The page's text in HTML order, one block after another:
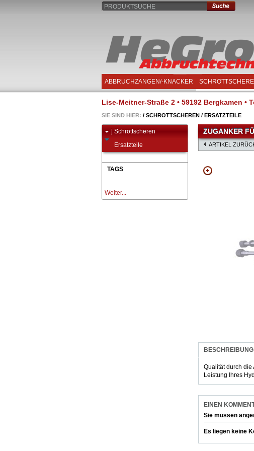
ABBRUCHZANGEN/-KNACKER
PRODUKTSUCHE
Lise-Meitner-Straße 2 • 59192 Bergkamen •
SIE SIND HIER: / SCHROTTSCHEREN / ERSATZTEILE
Schrottscheren
Ersatzteile
TAGS
Weiter...
ZUGANKER
ARTIKEL
BESCHREIBUNG
Qualität durch die
Leistung Ihres
EINEN
Sie müssen
Es liegen keine